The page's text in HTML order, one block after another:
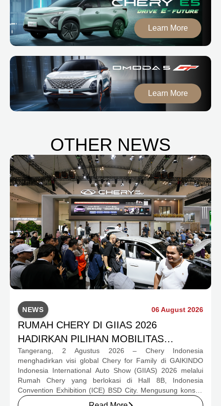
Learn More
Learn More
OTHER NEWS
NEWS 06 August 2026
RUMAH CHERY DI GIIAS 2026
HADIRKAN PILIHAN MOBILITAS
LENGKAP DAN PROGRAM APRESIASI
KONSUMEN BERNILAI HAMPIR RP1
MILIAR
Tangerang, 2 Agustus 2026 – Chery Indonesia
menghadirkan visi global Chery for Family di GAIKINDO
Indonesia International Auto Show (GIIAS) 2026 melalui
Rumah Chery yang berlokasi di Hall 8B, Indonesia
Convention Exhibition (ICE) BSD City. Mengusung konsep
rumah yang hangat dan inklusif, Chery menghadirkan